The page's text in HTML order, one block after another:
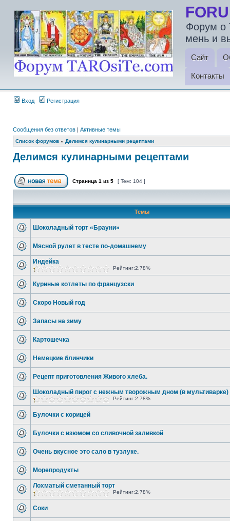
Форум о
мень и
Сайт
Контакты
Вход Регистрация
Сообщения без ответов | Активные темы
Список форумов » Делимся кулинарными рецептами
Делимся кулинарными рецептами
Страница 1 из 5 [ Тем: 104 ]
Темы
Шоколадный торт «Брауни»
Мясной рулет в тесте по-домашнему
Индейка
Рейтинг:2.78%
Куриные котлеты по французски
Скоро Новый год
Запасы на зиму
Картошечка
Немецкие блинчики
Рецепт приготовления Живого хлеба.
Шоколадный пирог с нежным творожным дном (в мультиварке)
Рейтинг:2.78%
Булочки с корицей
Булочки с изюмом со сливочной заливкой
Очень вкусное это сало в тузлуке.
Морепродукты
Лохматый сметанный торт
Рейтинг:2.78%
Соки